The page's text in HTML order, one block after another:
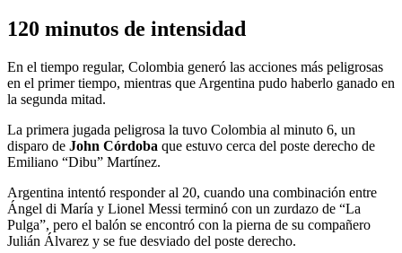
120 minutos de intensidad
En el tiempo regular, Colombia generó las acciones más peligrosas
en el primer tiempo, mientras que Argentina pudo haberlo ganado en
la segunda mitad.
La primera jugada peligrosa la tuvo Colombia al minuto 6, un
disparo de John Córdoba que estuvo cerca del poste derecho de
Emiliano “Dibu” Martínez.
Argentina intentó responder al 20, cuando una combinación entre
Ángel di María y Lionel Messi terminó con un zurdazo de “La
Pulga”, pero el balón se encontró con la pierna de su compañero
Julián Álvarez y se fue desviado del poste derecho.